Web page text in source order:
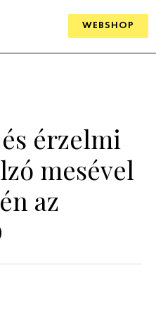
WEBSHOP
érzelmi
mesével
az